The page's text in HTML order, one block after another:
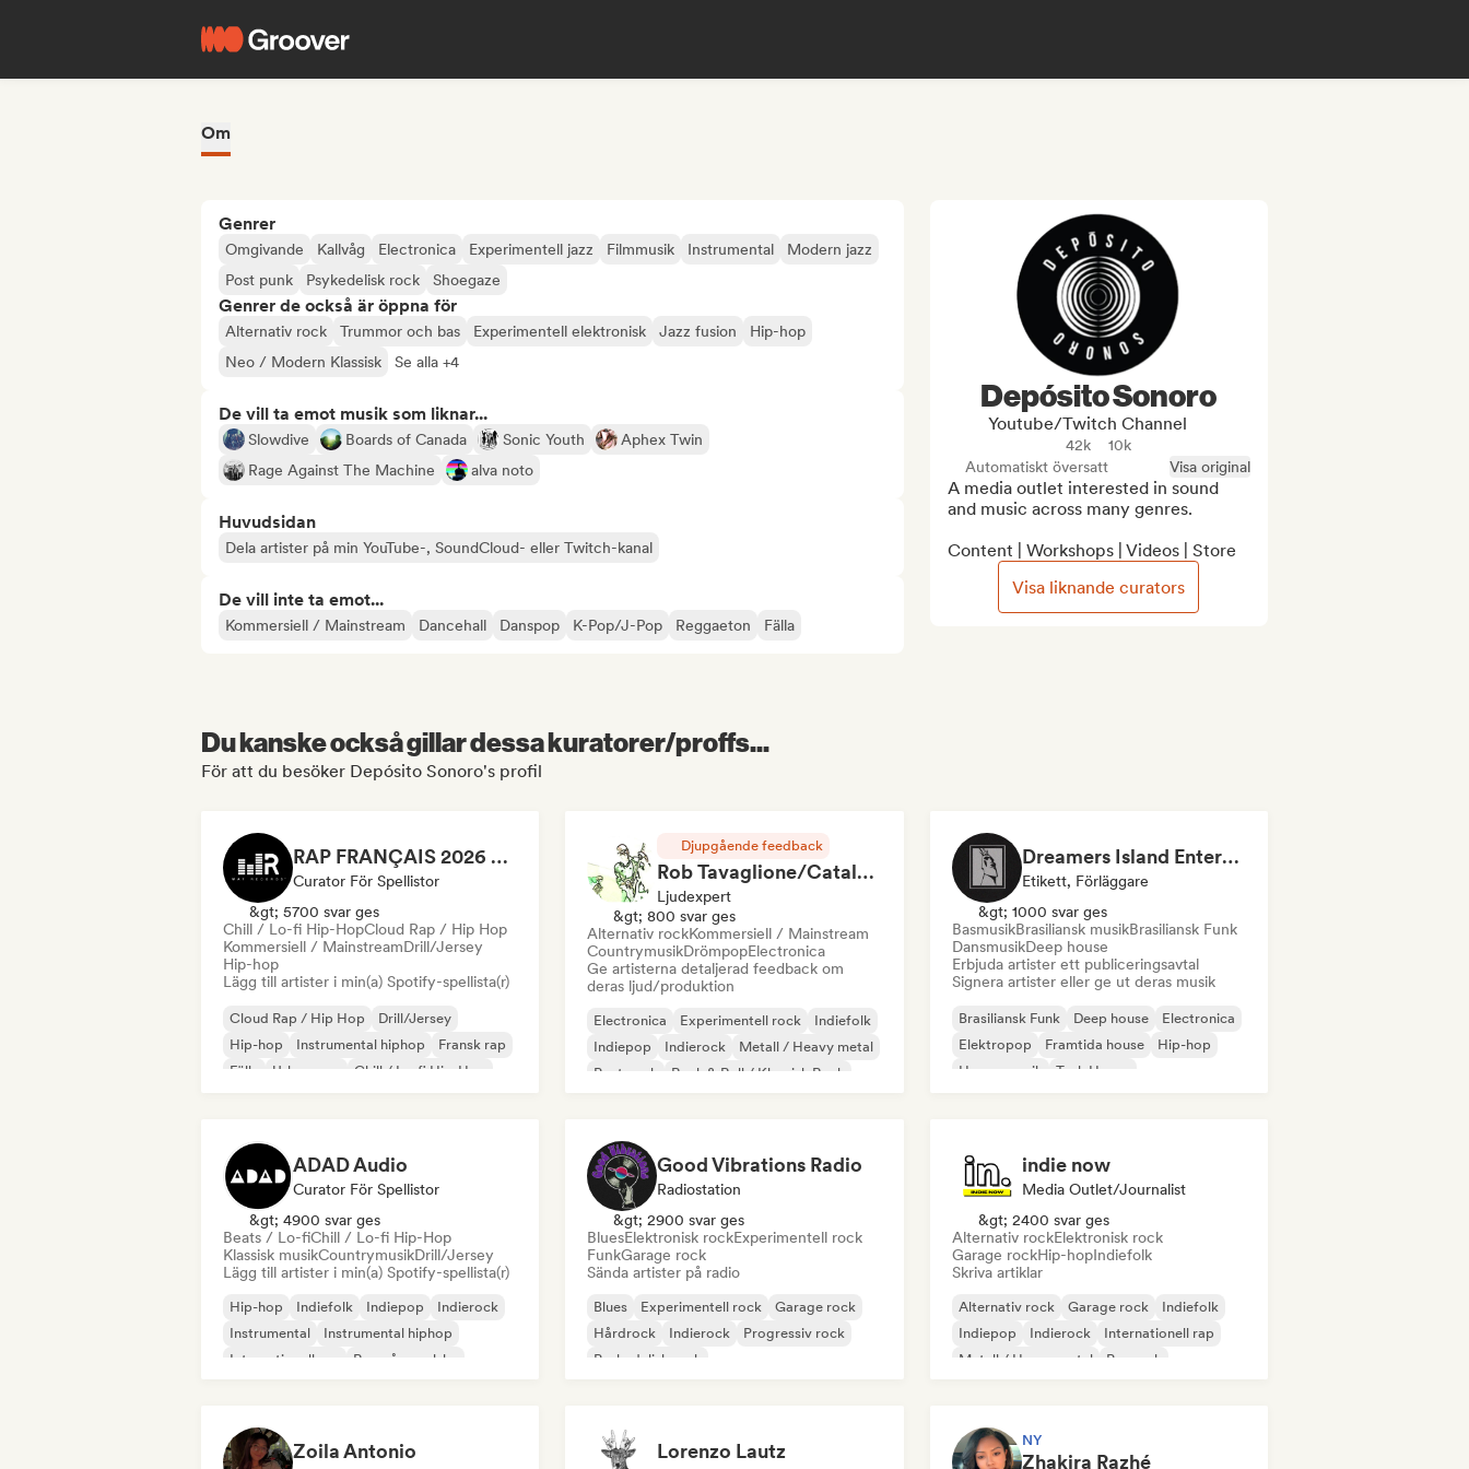
Om
Genrer
Omgivande Kallvåg Electronica Experimentell jazz Filmmusik Instrumental
Modern jazz
Post punk
Psykedelisk rock Shoegaze
Genrer de också är öppna för
Alternativ rock Trummor och bas Experimentell elektronisk Jazz fusion
Hip-hop
Neo / Modern Klassisk
Se alla +4
De vill ta emot musik som liknar...
Slowdive Boards of Canada Sonic Youth
Aphex Twin
Rage Against The Machine
alva noto
Huvudsidan
Dela artister på min YouTube-, SoundCloud- eller Twitch-kanal
De vill inte ta emot...
Kommersiell / Mainstream Dancehall Danspop K-Pop/J-Pop Reggaeton Fälla
Depósito Sonoro
Youtube/Twitch Channel
42k
10k
Automatiskt översatt
Visa original
A media outlet interested in sound
and music across many genres.
Content | Workshops | Videos | Store
Visa liknande curators
Du kanske också gillar dessa kuratorer/proffs...
För att du besöker Depósito Sonoro's profil
RAP FRANÇAIS 2026 🔥🇫🇷 (Way Records)
Curator För Spellistor
&gt; 5700 svar ges
Chill / Lo-fi Hip-HopCloud Rap / Hip Hop
Kommersiell / MainstreamDrill/Jersey
Hip-hop
Lägg till artister i min(a) Spotify-spellista(r)
Cloud Rap / Hip Hop
Drill/Jersey
Hip-hop
Instrumental hiphop
Fransk rap
Fälla
Urban pop Chill / Lo-fi Hip-Hop
Djupgående feedback
Rob Tavaglione/Catalyst Recording
Ljudexpert
&gt; 800 svar ges
Alternativ rockKommersiell / Mainstream
CountrymusikDrömpopElectronica
Ge artisterna detaljerad feedback om
deras ljud/produktion
Electronica Experimentell rock
Indiefolk
Indiepop
Indierock
Metall / Heavy metal
Post punk
Rock & Roll / Klassisk Rock
Dreamers Island Entertainment
Etikett, Förläggare
&gt; 1000 svar ges
BasmusikBrasiliansk musikBrasiliansk Funk
DansmusikDeep house
Erbjuda artister ett publiceringsavtal
Signera artister eller ge ut deras musik
Brasiliansk Funk Deep house
Electronica
Elektropop
Framtida house
Hip-hop
House-musik
Tech House
ADAD Audio
Curator För Spellistor
&gt; 4900 svar ges
Beats / Lo-fiChill / Lo-fi Hip-Hop
Klassisk musikCountrymusikDrill/Jersey
Lägg till artister i min(a) Spotify-spellista(r)
Hip-hop Indiefolk Indiepop
Indierock
Instrumental
Instrumental hiphop
Internationell rap
Rap på engelska
Good Vibrations Radio
Radiostation
&gt; 2900 svar ges
BluesElektronisk rockExperimentell rock
FunkGarage rock
Sända artister på radio
Blues Experimentell rock
Garage rock
Hårdrock
Indierock
Progressiv rock
Psykedelisk rock
indie now
Media Outlet/Journalist
&gt; 2400 svar ges
Alternativ rockElektronisk rock
Garage rockHip-hopIndiefolk
Skriva artiklar
Alternativ rock Garage rock
Indiefolk
Indiepop
Indierock
Internationell rap
Metall / Heavy metal
Poprock
Zoila Antonio Lorenzo Lautz NY
Zhakira Razhé